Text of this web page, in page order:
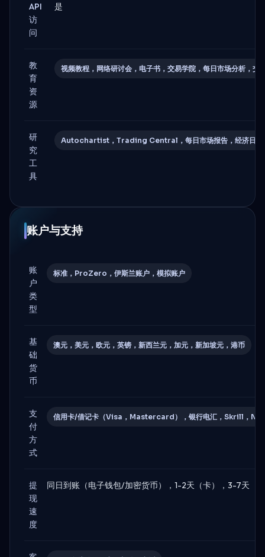
API
访
问
是
教
育
资
源
视频教程，网络研讨会，电子书，交易学院，每日市场分析，交
研
究
工
具
Autochartist，Trading Central，每日市场报告，经济日历
账户与支持
账
户
类
型
标准，ProZero，伊斯兰账户，模拟账户
基
础
货
币
澳元，美元，欧元，英镑，新西兰元，加元，新加坡元，港币
支
付
方
式
信用卡/借记卡（Visa，Mastercard），银行电汇，Skrill，
提
现
速
度
同日到账（电子钱包/加密货币），1-2天（卡），3-7天（